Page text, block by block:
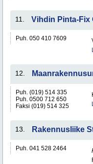
11. Vihdin Pinta-Fix
Puh. 050 410 7609
12.
Puh. (019) 514 335
Puh. 0500 712 650
Faksi (019) 514 325
13. Rakennusliike
Puh. 041 528 2464